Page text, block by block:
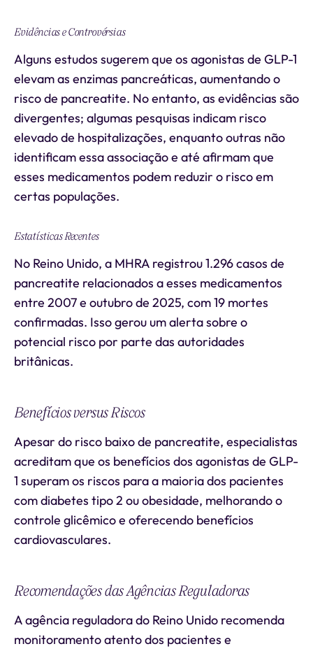
Evidências e Controvérsias
Alguns estudos sugerem que os agonistas de GLP-1
elevam as enzimas pancreáticas, aumentando o
risco de pancreatite. No entanto, as evidências são
divergentes; algumas pesquisas indicam risco
elevado de hospitalizações, enquanto outras não
identificam essa associação e até afirmam que
esses medicamentos podem reduzir o risco em
certas populações.
Estatísticas Recentes
No Reino Unido, a MHRA registrou 1.296 casos de
pancreatite relacionados a esses medicamentos
entre 2007 e outubro de 2025, com 19 mortes
confirmadas. Isso gerou um alerta sobre o
potencial risco por parte das autoridades
britânicas.
Benefícios versus Riscos
Apesar do risco baixo de pancreatite, especialistas
acreditam que os benefícios dos agonistas de GLP-
1 superam os riscos para a maioria dos pacientes
com diabetes tipo 2 ou obesidade, melhorando o
controle glicêmico e oferecendo benefícios
cardiovasculares.
Recomendações das Agências Reguladoras
A agência reguladora do Reino Unido recomenda
monitoramento atento dos pacientes e